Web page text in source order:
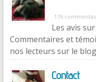
176
Les avis
Commentaires et
nos lecteurs sur le
Contact